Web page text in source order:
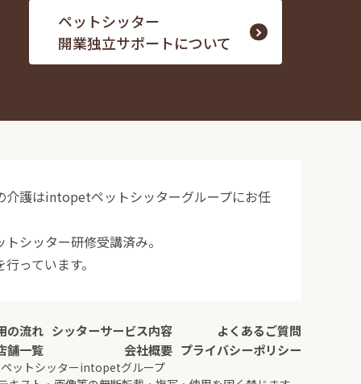
ペットシッター
開業独立サポートについて
介護はintopetペットシッターグループにお任
シッター研修受講済み。
っています。
の流れ シッターサービス内容
よくあるご質問
舗一覧
会社概要 プライバシーポリシー
ットシッターintopetグループ